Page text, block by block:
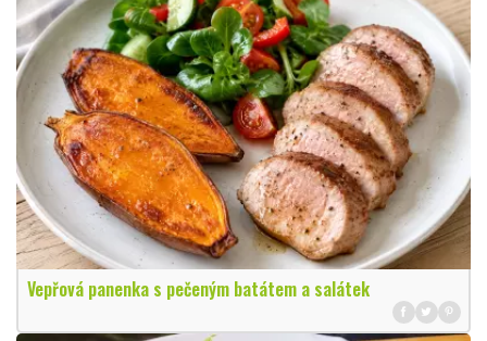
Vepřová panenka s pečeným batátem a salátek